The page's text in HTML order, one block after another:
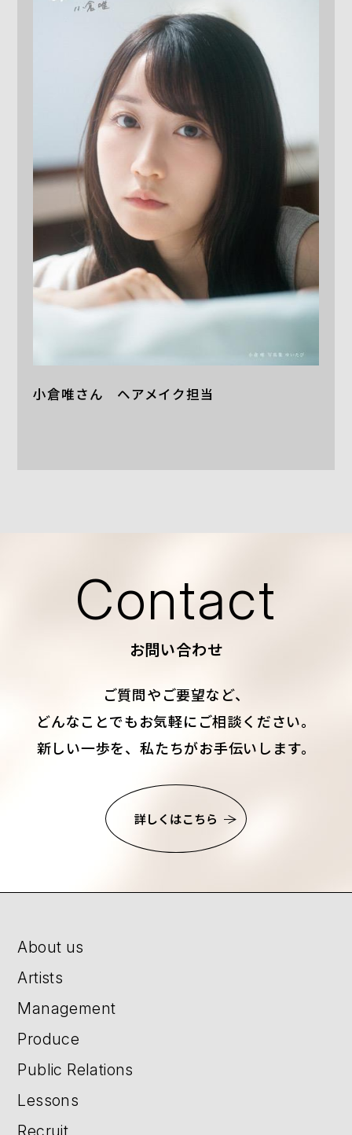
小倉唯さん ヘアメイク担当
Contact
お問い合わせ
ご質問やご要望など、
どんなことでもお気軽にご相談ください。
新しい一歩を、私たちがお手伝いします。
詳しくはこちら
About us
Artists
Management
Produce
Public Relations
Lessons